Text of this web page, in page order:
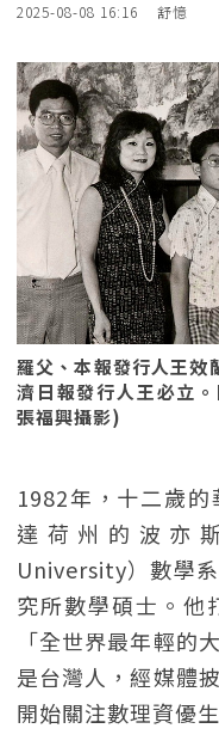
2025-08-08 16:16 舒憶
羅父、本報發行人王效
濟日報發行人王必立
張福興攝影)
1982年，十二歲
達荷州的波亦
University）數學
究所數學碩士。他
「全世界最年輕的
是台灣人，經媒體
開始關注數理資優